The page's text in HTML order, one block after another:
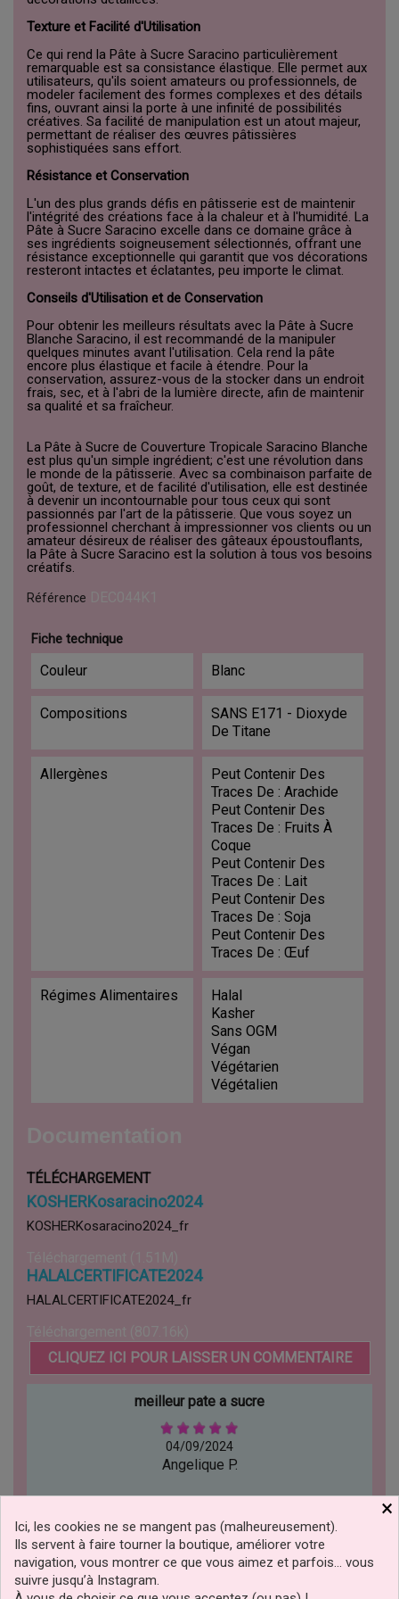
Texture et Facilité d'Utilisation
Ce qui rend la Pâte à Sucre Saracino particulièrement
remarquable est sa consistance élastique. Elle permet aux
utilisateurs, qu'ils soient amateurs ou professionnels, de
modeler facilement des formes complexes et des détails
fins, ouvrant ainsi la porte à une infinité de possibilités
créatives. Sa facilité de manipulation est un atout majeur,
permettant de réaliser des œuvres pâtissières
sophistiquées sans effort.
Résistance et Conservation
L'un des plus grands défis en pâtisserie est de maintenir
l'intégrité des créations face à la chaleur et à l'humidité. La
Pâte à Sucre Saracino excelle dans ce domaine grâce à
ses ingrédients soigneusement sélectionnés, offrant une
résistance exceptionnelle qui garantit que vos décorations
resteront intactes et éclatantes, peu importe le climat.
Conseils d'Utilisation et de Conservation
Pour obtenir les meilleurs résultats avec la Pâte à Sucre
Blanche Saracino, il est recommandé de la manipuler
quelques minutes avant l'utilisation. Cela rend la pâte
encore plus élastique et facile à étendre. Pour la
conservation, assurez-vous de la stocker dans un endroit
frais, sec, et à l'abri de la lumière directe, afin de maintenir
sa qualité et sa fraîcheur.
La Pâte à Sucre de Couverture Tropicale Saracino Blanche
est plus qu'un simple ingrédient; c'est une révolution dans
le monde de la pâtisserie. Avec sa combinaison parfaite de
goût, de texture, et de facilité d'utilisation, elle est destinée
à devenir un incontournable pour tous ceux qui sont
passionnés par l'art de la pâtisserie. Que vous soyez un
professionnel cherchant à impressionner vos clients ou un
amateur désireux de réaliser des gâteaux époustouflants,
la Pâte à Sucre Saracino est la solution à tous vos besoins
créatifs.
Référence
Fiche technique
Couleur Blanc
Compositions
SANS E171 - Dioxyde
De Titane
Allergènes
Peut Contenir Des
Traces De : Arachide
Peut Contenir Des
Traces De : Fruits À
Coque
Peut Contenir Des
Traces De : Lait
Peut Contenir Des
Traces De : Soja
Peut Contenir Des
Traces De : Œuf
Régimes Alimentaires
Halal
Kasher
Sans OGM
Végan
Végétarien
Végétalien
TÉLÉCHARGEMENT
KOSHERKosaracino2024
KOSHERKosaracino2024_fr
HALALCERTIFICATE2024
HALALCERTIFICATE2024_fr
CLIQUEZ ICI POUR LAISSER UN COMMENTAIRE
meilleur pate a sucre
04/09/2024
Angelique P.
!!!!!!!!
×
Ici, les cookies ne se mangent pas (malheureusement).
Ils servent à faire tourner la boutique, améliorer votre
navigation, vous montrer ce que vous aimez et parfois… vous
suivre jusqu’à Instagram.